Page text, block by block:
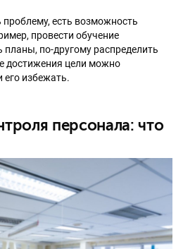
есть возможность
провести обучение
планы, по-другому распределить
достижения цели можно
его избежать.
персонала: что